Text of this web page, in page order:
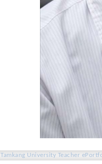
Tamkang University Teacher